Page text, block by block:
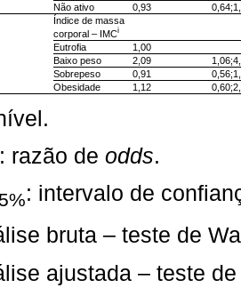
Não ativo
0,93
Índice de massa
corporal – IMCi
Eutrofia
1,00
Baixo peso
2,09
Sobrepeso
0,91
Obesidade
1,12
razão de odds.
: intervalo de
bruta – teste de
ajustada – teste